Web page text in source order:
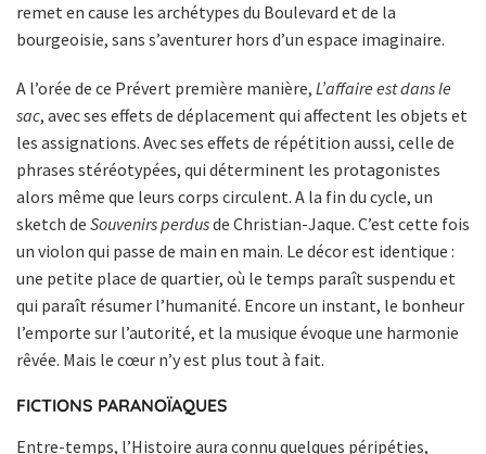
remet en cause les archétypes du Boulevard et de la
bourgeoisie, sans s’aventurer hors d’un espace imaginaire.
A l’orée de ce Prévert première manière, L’affaire est dans le
sac, avec ses effets de déplacement qui affectent les objets et
les assignations. Avec ses effets de répétition aussi, celle de
phrases stéréotypées, qui déterminent les protagonistes
alors même que leurs corps circulent. A la fin du cycle, un
sketch de Souvenirs perdusde Christian-Jaque. C’est cette fois
un violon qui passe de main en main. Le décor est identique :
une petite place de quartier, où le temps paraît suspendu et
qui paraît résumer l’humanité. Encore un instant, le bonheur
l’emporte sur l’autorité, et la musique évoque une harmonie
rêvée. Mais le cœur n’y est plus tout à fait.
FICTIONS PARANOÏAQUES
Entre-temps, l’Histoire aura connu quelques péripéties,